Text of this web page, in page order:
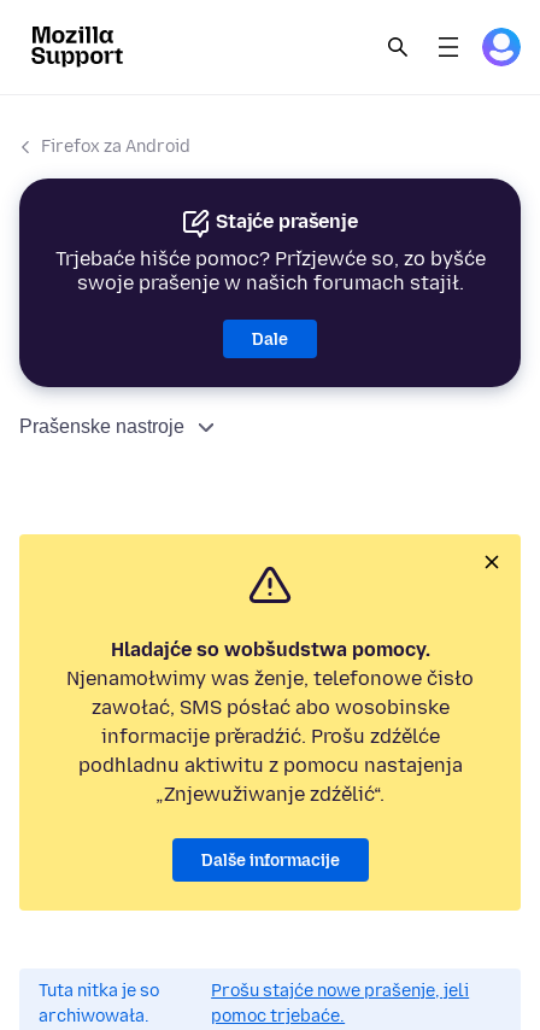
Firefox za Android
Stajće prašenje
Trjebaće hišće pomoc? Přizjewće so, zo byšće
swoje prašenje w našich forumach stajił.
Dale
Prašenske nastroje
Hladajće so wobšudstwa pomocy.
Njenamołwimy was ženje, telefonowe čisło
zawołać, SMS pósłać abo wosobinske
informacije přeradźić. Prošu zdźělće
podhladnu aktiwitu z pomocu nastajenja
„Znjewužiwanje zdźělić“.
Dalše informacije
Tuta nitka je so
archiwowała.
Prošu stajće nowe prašenje, jeli
pomoc trjebaće.